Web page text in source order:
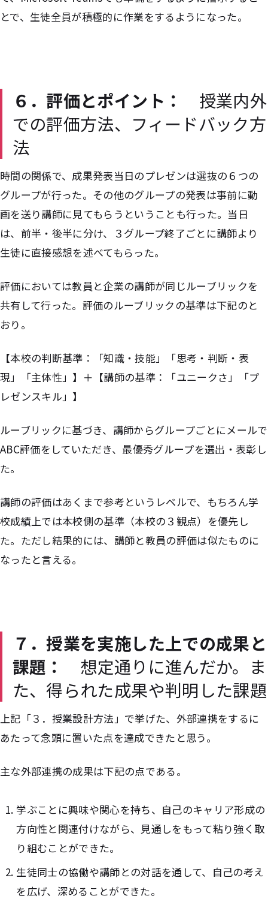
とで、生徒全員が積極的に作業をするようになった。
６．評価とポイント： 授業内外
での評価方法、フィードバック方
法
時間の関係で、成果発表当日のプレゼンは選抜の６つの
グループが行った。その他のグループの発表は事前に動
画を送り講師に見てもらうということも行った。当日
は、前半・後半に分け、３グループ終了ごとに講師より
生徒に直接感想を述べてもらった。
評価においては教員と企業の講師が同じルーブリックを
共有して行った。評価のルーブリックの基準は下記のと
おり。
【本校の判断基準：「知識・技能」「思考・判断・表
現」「主体性」】＋【講師の基準：「ユニークさ」「プ
レゼンスキル」】
ルーブリックに基づき、講師からグループごとにメールで
ABC評価をしていただき、最優秀グループを選出・表彰し
た。
講師の評価はあくまで参考というレベルで、もちろん学
校成績上では本校側の基準（本校の３観点）を優先し
た。ただし結果的には、講師と教員の評価は似たものに
なったと言える。
７．授業を実施した上での成果と
課題：
想定通りに進んだか。ま
た、得られた成果や判明した課題
上記「３．授業設計方法」で挙げた、外部連携をするに
あたって念頭に置いた点を達成できたと思う。
主な外部連携の成果は下記の点である。
学ぶことに興味や関心を持ち、自己のキャリア形成の
方向性と関連付けながら、見通しをもって粘り強く取
り組むことができた。
生徒同士の協働や講師との対話を通して、自己の考え
を広げ、深めることができた。